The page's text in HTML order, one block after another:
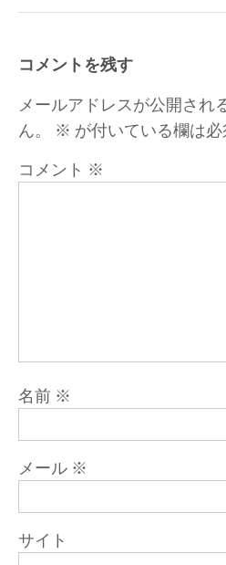
ー
ョ
コメントを残す
メールアドレスが公開され
ん。
※ が付いている欄は
コメント ※
名前 ※
メール ※
サイト